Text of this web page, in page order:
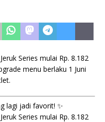
Series mulai Rp. 8.182
menu berlaku 1 Juni
lagi jadi favorit! ✨
Series mulai Rp. 8.182